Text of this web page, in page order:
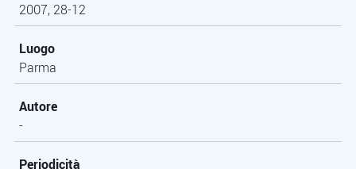
2007, 28-12
Luogo
Parma
Autore
-
Periodicità